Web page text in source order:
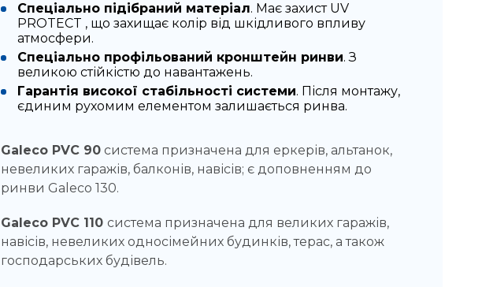
Спеціально підібраний матеріал. Має захист UV
PROTECT , що захищає колір від шкідливого впливу
атмосфери.
Спеціально профільований кронштейн ринви. З
великою стійкістю до навантажень.
Гарантія високої стабільності системи. Після монтажу,
єдиним рухомим елементом залишається ринва.
Galeco PVC 90система призначена для еркерів, альтанок,
невеликих гаражів, балконів, навісів; є доповненням до
ринви Galeco 130.
Galeco PVC 110 система призначена для великих гаражів,
навісів, невеликих односімейних будинків, терас, а також
господарських будівель.